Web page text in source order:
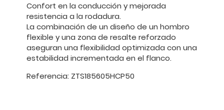
Confort en la conducción y mejorada
resistencia a la rodadura.
La combinación de un diseño de un hombro
flexible y una zona de resalte reforzado
aseguran una flexibilidad optimizada con una
estabilidad incrementada en el flanco.
Referencia: ZTS185605HCP50